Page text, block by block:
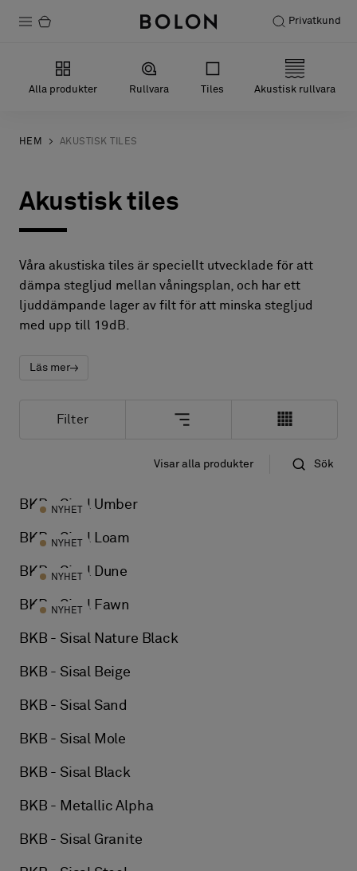
Privatkund
Produkter
Hållbarhet
Designsamarbeten
Stories
FAQ
Image & Material Bank
Alla produkter Rullvara Tiles Akustisk rullvara
HEM AKUSTISK TILES
Akustisk tiles
Våra akustiska tiles är speciellt utvecklade för att
dämpa stegljud mellan våningsplan, och har ett
ljuddämpande lager av filt för att minska stegljud
med upp till 19dB.
Läs mer
Filter
Standard
Visar alla produkter Sök
BKB - Sisal Umber
NYHET
BKB - Sisal Loam
NYHET
BKB - Sisal Dune
NYHET
BKB - Sisal Fawn
NYHET
BKB - Sisal Nature Black
BKB - Sisal Beige
BKB - Sisal Sand
BKB - Sisal Mole
BKB - Sisal Black
BKB - Metallic Alpha
BKB - Sisal Granite